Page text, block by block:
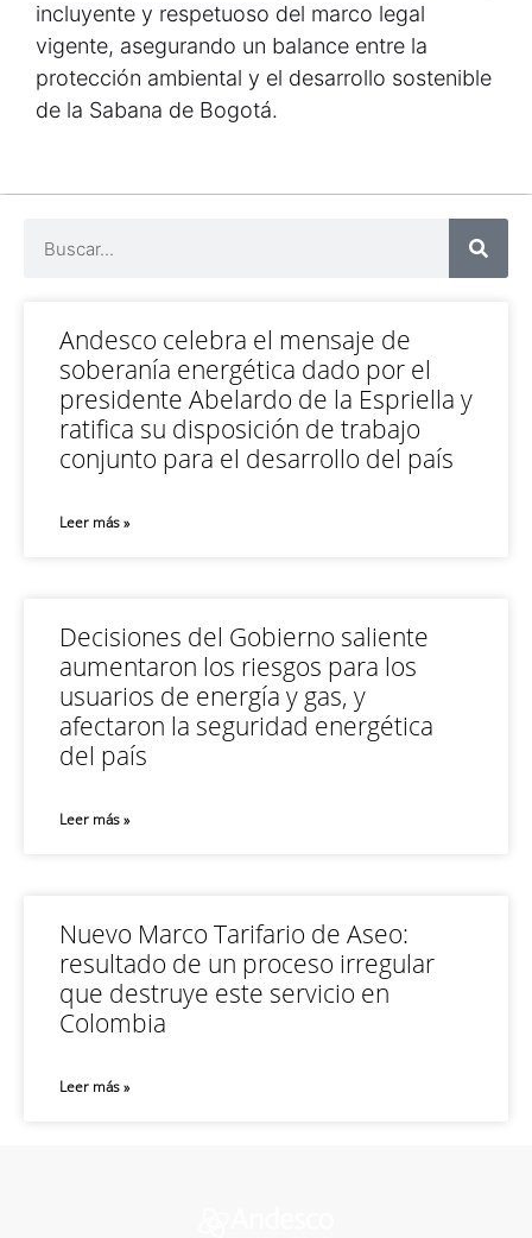
incluyente y respetuoso del marco legal
vigente, asegurando un balance entre la
protección ambiental y el desarrollo sostenible
de la Sabana de Bogotá.
Andesco celebra el mensaje de
soberanía energética dado por el
presidente Abelardo de la Espriella y
ratifica su disposición de trabajo
conjunto para el desarrollo del país
Leer más »
Decisiones del Gobierno saliente
aumentaron los riesgos para los
usuarios de energía y gas, y
afectaron la seguridad energética
del país
Leer más »
Nuevo Marco Tarifario de Aseo:
resultado de un proceso irregular
que destruye este servicio en
Colombia
Leer más »